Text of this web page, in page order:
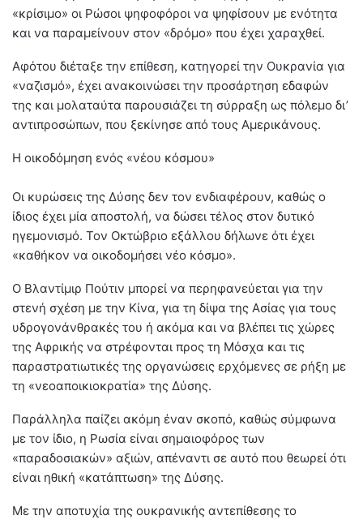
«κρίσιμο» οι Ρώσοι ψηφοφόροι να ψηφίσουν με ενότητα
και να παραμείνουν στον «δρόμο» που έχει χαραχθεί.
Αφότου διέταξε την επίθεση, κατηγορεί την Ουκρανία για
«ναζισμό», έχει ανακοινώσει την προσάρτηση εδαφών
της και μολαταύτα παρουσιάζει τη σύρραξη ως πόλεμο δι’
αντιπροσώπων, που ξεκίνησε από τους Αμερικάνους.
Η οικοδόμηση ενός «νέου κόσμου»
Οι κυρώσεις της Δύσης δεν τον ενδιαφέρουν, καθώς ο
ίδιος έχει μία αποστολή, να δώσει τέλος στον δυτικό
ηγεμονισμό. Τον Οκτώβριο εξάλλου δήλωνε ότι έχει
«καθήκον να οικοδομήσει νέο κόσμο».
Ο Βλαντίμιρ Πούτιν μπορεί να περηφανεύεται για την
στενή σχέση με την Κίνα, για τη δίψα της Ασίας για τους
υδρογονάνθρακές του ή ακόμα και να βλέπει τις χώρες
της Αφρικής να στρέφονται προς τη Μόσχα και τις
παραστρατιωτικές της οργανώσεις ερχόμενες σε ρήξη με
τη «νεοαποικιοκρατία» της Δύσης.
Παράλληλα παίζει ακόμη έναν σκοπό, καθώς σύμφωνα
με τον ίδιο, η Ρωσία είναι σημαιοφόρος των
«παραδοσιακών» αξιών, απέναντι σε αυτό που θεωρεί ότι
είναι ηθική «κατάπτωση» της Δύσης.
Με την αποτυχία της ουκρανικής αντεπίθεσης το